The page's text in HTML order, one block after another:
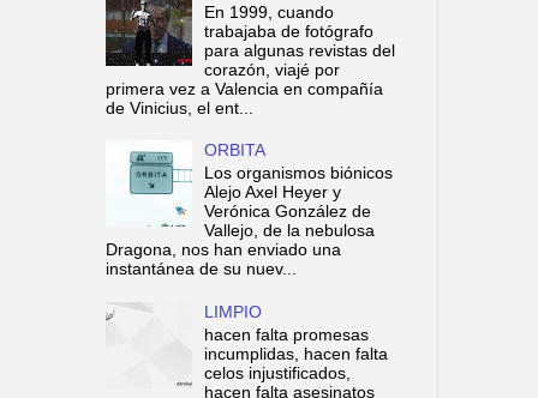
En 1999, cuando
trabajaba de fotógrafo
para algunas revistas del
corazón, viajé por
primera vez a Valencia en compañía
de Vinicius, el ent...
ORBITA
Los organismos biónicos
Alejo Axel Heyer y
Verónica González de
Vallejo, de la nebulosa
Dragona, nos han enviado una
instantánea de su nuev...
LIMPIO
hacen falta promesas
incumplidas, hacen falta
celos injustificados,
hacen falta asesinatos